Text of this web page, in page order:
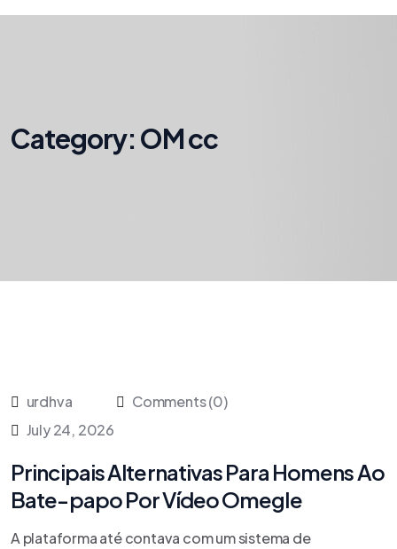
Category: OM cc
urdhva
Comments (0)
July 24, 2026
Principais Alternativas Para Homens Ao
Bate-papo Por Vídeo Omegle
A plataforma até contava com um sistema de